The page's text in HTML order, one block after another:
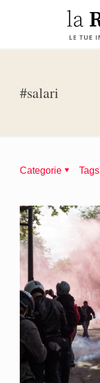
#salari
Categorie Tags